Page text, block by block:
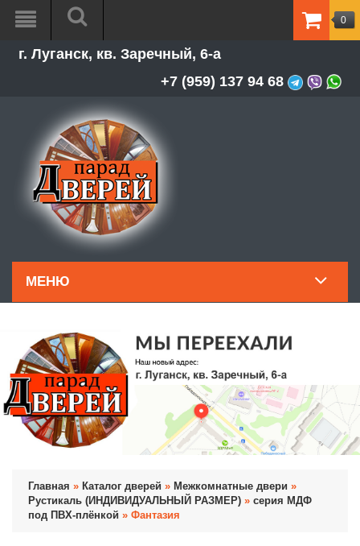
г. Луганск, кв. Заречный, 6-а
+7 (959) 137 94 68
0
МЕНЮ
Главная » Каталог дверей » Межкомнатные двери »
Рустикаль (ИНДИВИДУАЛЬНЫЙ РАЗМЕР) » серия МДФ
под ПВХ-плёнкой » Фантазия